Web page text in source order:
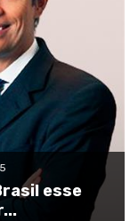
esse